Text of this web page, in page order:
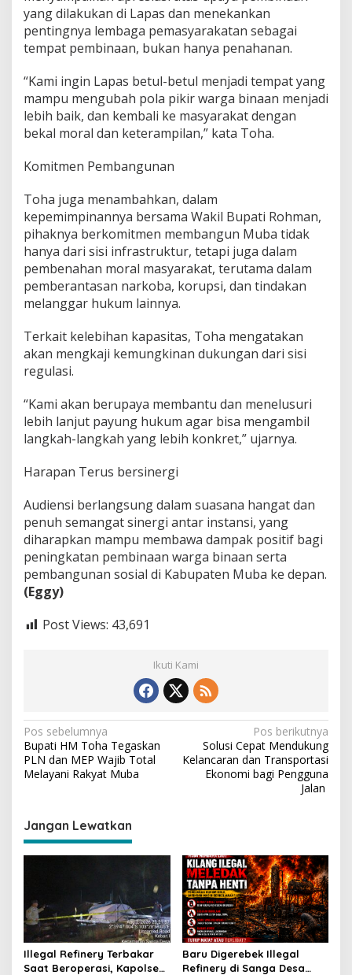
yang dilakukan di Lapas dan menekankan
pentingnya lembaga pemasyarakatan sebagai
tempat pembinaan, bukan hanya penahanan.
“Kami ingin Lapas betul-betul menjadi tempat yang
mampu mengubah pola pikir warga binaan menjadi
lebih baik, dan kembali ke masyarakat dengan
bekal moral dan keterampilan,” kata Toha.
Komitmen Pembangunan
Toha juga menambahkan, dalam
kepemimpinannya bersama Wakil Bupati Rohman,
pihaknya berkomitmen membangun Muba tidak
hanya dari sisi infrastruktur, tetapi juga dalam
pembenahan moral masyarakat, terutama dalam
pemberantasan narkoba, korupsi, dan tindakan
melanggar hukum lainnya.
Terkait kelebihan kapasitas, Toha mengatakan
akan mengkaji kemungkinan dukungan dari sisi
regulasi.
“Kami akan berupaya membantu dan menelusuri
lebih lanjut payung hukum agar bisa mengambil
langkah-langkah yang lebih konkret,” ujarnya.
Harapan Terus bersinergi
Audiensi berlangsung dalam suasana hangat dan
penuh semangat sinergi antar instansi, yang
diharapkan mampu membawa dampak positif bagi
peningkatan pembinaan warga binaan serta
pembangunan sosial di Kabupaten Muba ke depan.
(Eggy)
Post Views: 43,691
Ikuti Kami
N
a
v
g
a
p
o
s
Pos sebelumnya
Bupati HM Toha Tegaskan
PLN dan MEP Wajib Total
Melayani Rakyat Muba
Pos berikutnya
Solusi Cepat Mendukung
Kelancaran dan Transportasi
Ekonomi bagi Pengguna
Jalan
Jangan Lewatkan
Illegal Refinery Terbakar
Saat Beroperasi, Kapolsek
Baru Digerebek Illegal
Refinery di Sanga Desa